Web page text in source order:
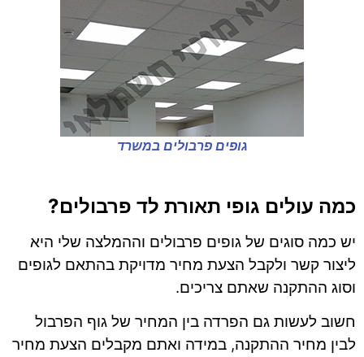
גופים פרבולים במשרד
כמה עולים גופי תאורת לד פרבולים?
יש כמה סוגים של גופים פרבולים וההמלצה שלי היא
ליצור קשר ולקבל הצעת מחיר מדויקת בהתאם לגופים
וסוג ההתקנה שאתם צריכים.
חשוב לעשות גם הפרדה בין המחיר של גוף הפרבול
לבין מחיר ההתקנה, במידה ואתם מקבלים הצעת מחיר